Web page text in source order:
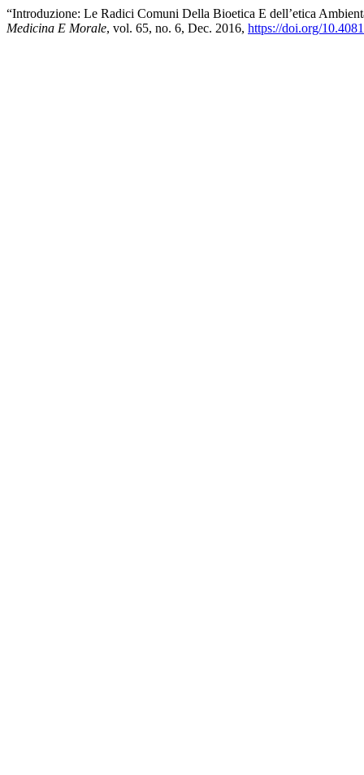
“Introduzione: Le Radici Comuni Della Bioetica E dell’etica
Medicina E Morale, vol. 65, no. 6, Dec. 2016, https://doi.org/